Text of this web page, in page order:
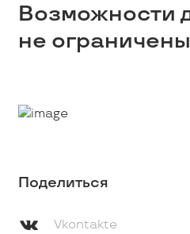
Наши истории
Контакты
Возможности
не ограничены
Поделиться
Vkontakte